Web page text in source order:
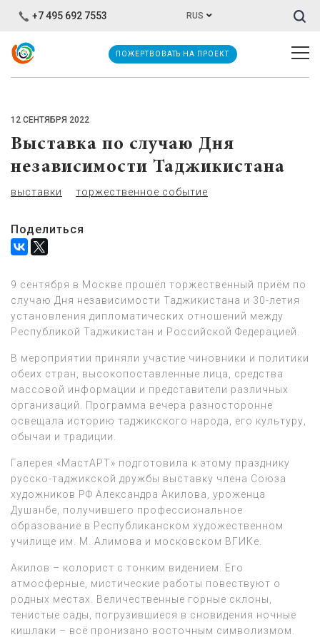
+7 495 692 7553 RUS
ПОЖЕРТВОВАТЬ НА ПРОЕКТ
12 СЕНТЯБРЯ 2022
Выставка по случаю Дня
независимости Таджикистана
выставки торжественное событие
Поделиться
9 сентября в Москве прошёл торжественный приём по
случаю Дня независимости Таджикистана и 30-летия
установления дипломатических отношений между
Республикой Таджикистан и Российской Федерацией.
В мероприятии приняли участие чиновники и политики
обеих стран, высокопоставленные лица, средства
массовой информации и представители различных
организаций. Программа вечера разносторонне
освещала историю таджикского народа, его культуру,
обычаи и традиции.
Галерея «МастАРТ» подготовила к этому празднику
русско-таджикской дружбы выставку члена Союза
художников РФ Александра Акилова, уроженца
Душанбе, получившего профессиональное
образование в Республиканском художественном
училище им. М. Алимова и московском ВГИКе.
Акилов – колорист с тонким видением. Его
атмосферные, мистические работы повествуют о
родных местах. Величественные горные склоны,
тенистые сады, погрузившиеся в сновидения ночные
кишлаки – всё пронизано восточным символизмом.